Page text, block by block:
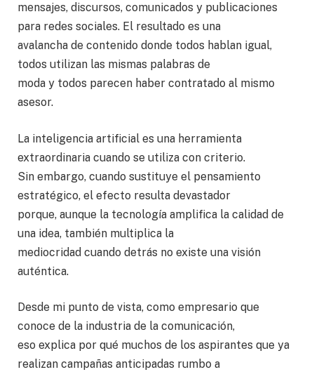
mensajes, discursos, comunicados y publicaciones
para redes sociales. El resultado es una
avalancha de contenido donde todos hablan igual,
todos utilizan las mismas palabras de
moda y todos parecen haber contratado al mismo
asesor.
La inteligencia artificial es una herramienta
extraordinaria cuando se utiliza con criterio.
Sin embargo, cuando sustituye el pensamiento
estratégico, el efecto resulta devastador
porque, aunque la tecnología amplifica la calidad de
una idea, también multiplica la
mediocridad cuando detrás no existe una visión
auténtica.
Desde mi punto de vista, como empresario que
conoce de la industria de la comunicación,
eso explica por qué muchos de los aspirantes que ya
realizan campañas anticipadas rumbo a